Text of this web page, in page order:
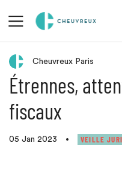
Retour aux actualités
Cheuvreux Paris
Étrennes,
fiscaux
05 Jan 2023 • VEILLE